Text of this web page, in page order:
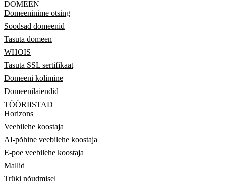
DOMEEN
Domeeninime otsing
Soodsad domeenid
Tasuta domeen
WHOIS
Tasuta SSL sertifikaat
Domeeni kolimine
Domeenilaiendid
TÖÖRIISTAD
Horizons
Veebilehe koostaja
AI-põhine veebilehe koostaja
E-poe veebilehe koostaja
Mallid
Trüki nõudmisel